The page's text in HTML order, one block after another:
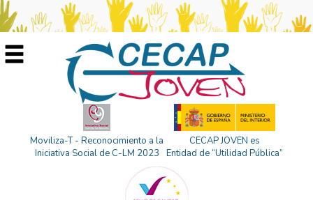
Moviliza-T - Reconocimiento a la
Iniciativa Social de C-LM 2023
CECAP JOVEN es
Entidad de “Utilidad Pública”